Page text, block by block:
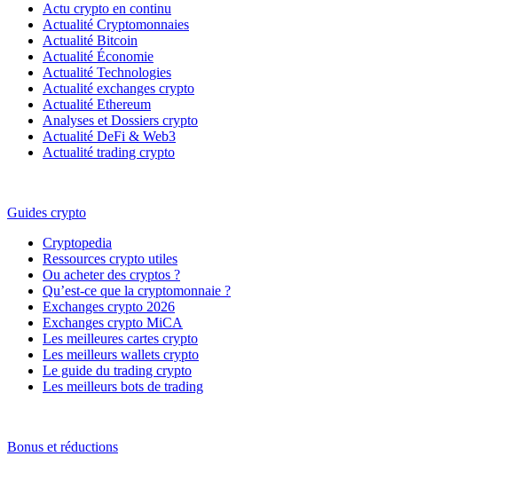
Actu crypto en continu
Actualité Cryptomonnaies
Actualité Bitcoin
Actualité Économie
Actualité Technologies
Actualité exchanges crypto
Actualité Ethereum
Analyses et Dossiers crypto
Actualité DeFi & Web3
Actualité trading crypto
Guides crypto
Cryptopedia
Ressources crypto utiles
Ou acheter des cryptos ?
Qu’est-ce que la cryptomonnaie ?
Exchanges crypto 2026
Exchanges crypto MiCA
Les meilleures cartes crypto
Les meilleurs wallets crypto
Le guide du trading crypto
Les meilleurs bots de trading
Bonus et réductions